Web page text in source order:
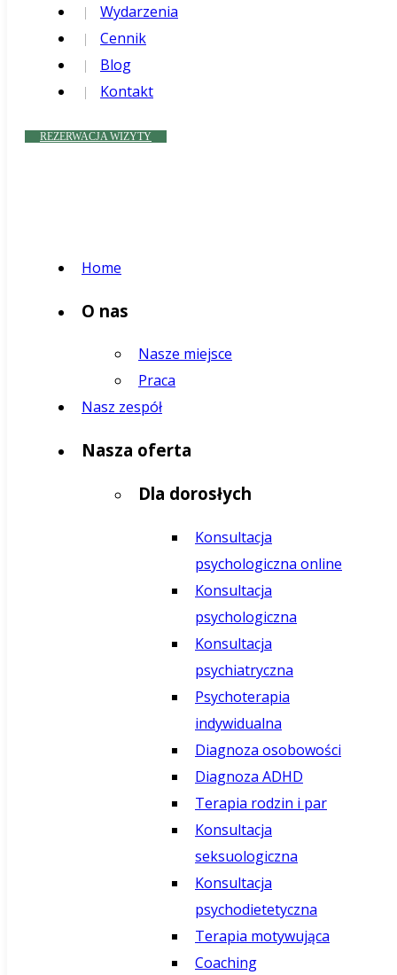
Wydarzenia
Cennik
Blog
Kontakt
REZERWACJA WIZYTY
Home
O nas
Nasze miejsce
Praca
Nasz zespół
Nasza oferta
Dla dorosłych
Konsultacja
psychologiczna online
Konsultacja
psychologiczna
Konsultacja
psychiatryczna
Psychoterapia
indywidualna
Diagnoza osobowości
Diagnoza ADHD
Terapia rodzin i par
Konsultacja
seksuologiczna
Konsultacja
psychodietetyczna
Terapia motywująca
Coaching